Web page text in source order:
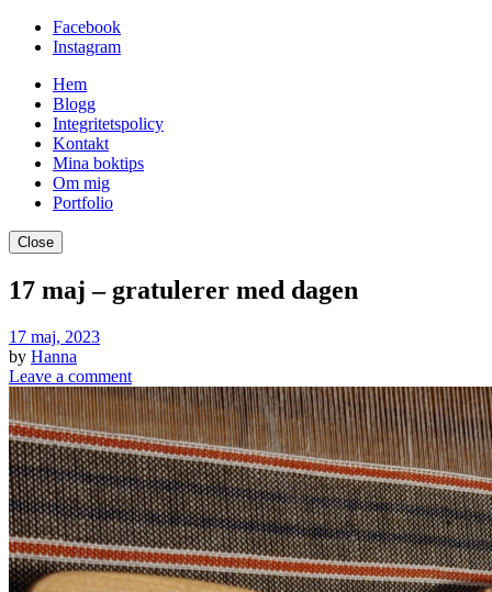
Facebook
Instagram
Hem
Blogg
Integritetspolicy
Kontakt
Mina boktips
Om mig
Portfolio
Close
17 maj – gratulerer med dagen
17 maj, 2023
by Hanna
Leave a comment